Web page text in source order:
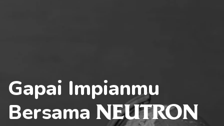
Gapai Impianmu
Bersama NEUTRON